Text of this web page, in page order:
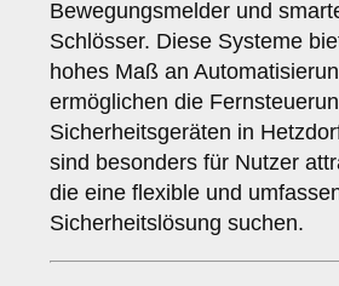
Bewegungsmelder und
Schlösser. Diese Systeme
hohes Maß an
ermöglichen die
Sicherheitsgeräten in
sind besonders für Nutzer
die eine flexible und
Sicherheitslösung suchen.